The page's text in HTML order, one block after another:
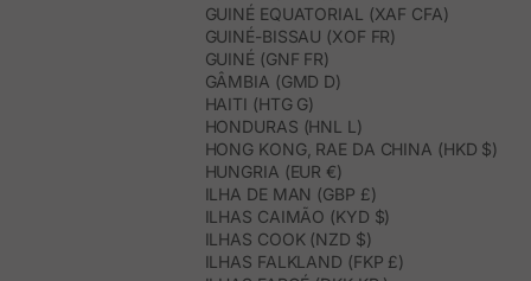
GUINÉ EQUATORIAL (XAF CFA)
GUINÉ-BISSAU (XOF FR)
GUINÉ (GNF FR)
GÂMBIA (GMD D)
HAITI (HTG G)
HONDURAS (HNL L)
HONG KONG, RAE DA CHINA (HKD $)
HUNGRIA (EUR €)
ILHA DE MAN (GBP £)
ILHAS CAIMÃO (KYD $)
ILHAS COOK (NZD $)
ILHAS FALKLAND (FKP £)